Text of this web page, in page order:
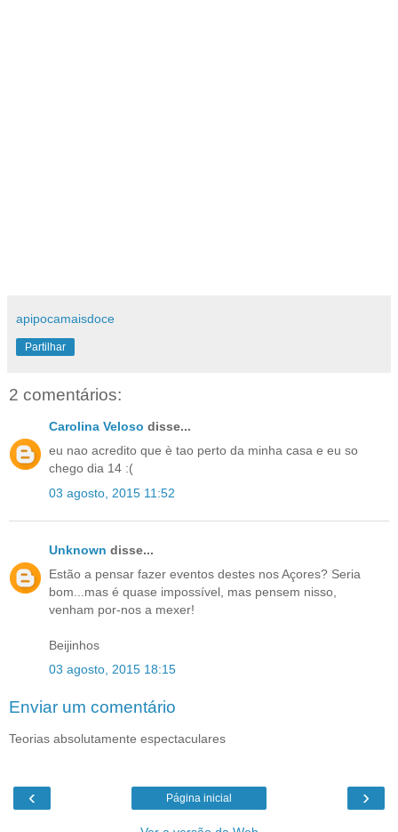
apipocamaisdoce
Partilhar
2 comentários:
Carolina Veloso disse...
eu nao acredito que è tao perto da minha casa e eu so
chego dia 14 :(
03 agosto, 2015 11:52
Unknown disse...
Estão a pensar fazer eventos destes nos Açores? Seria
bom...mas é quase impossível, mas pensem nisso,
venham por-nos a mexer!
Beijinhos
03 agosto, 2015 18:15
Enviar um comentário
Teorias absolutamente espectaculares
‹ ›
Página inicial